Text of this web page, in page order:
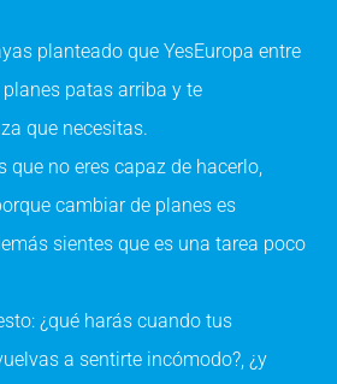
planteado que YesEuropa entre
patas arriba y te
que necesitas.
que no eres capaz de hacerlo,
cambiar de planes es
sientes que es una tarea poco
¿qué harás cuando tus
a sentirte incómodo?, ¿y